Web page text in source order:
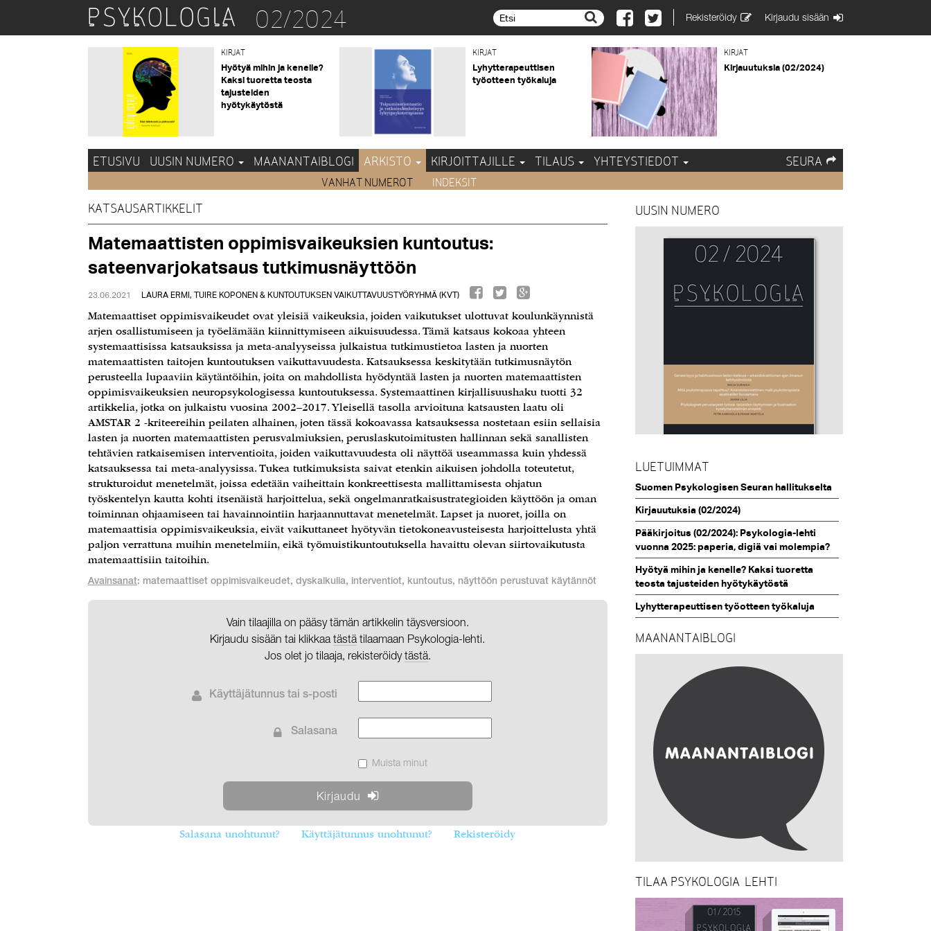
Etsi... Rekisteröidy Kirjaudu sisään
02/2024
KIRJAT
Hyötyä mihin ja kenelle?
Kaksi tuoretta teosta
tajusteiden
hyötykäytöstä
KIRJAT
Lyhytterapeuttisen
työotteen työkaluja
KIRJAT
Kirjauutuksia (02/2024)
ETUSIVU UUSIN NUMERO MAANANTAIBLOGI ARKISTO KIRJOITTAJILLE TILAUS YHTEYSTIEDOT SEURA
VANHAT NUMEROT INDEKSIT
KATSAUSARTIKKELIT
Matemaattisten oppimisvaikeuksien kuntoutus:
sateenvarjokatsaus tutkimusnäyttöön
23.06.2021 LAURA ERMI, TUIRE KOPONEN & KUNTOUTUKSEN VAIKUTTAVUUSTYÖRYHMÄ (KVT)
Matemaattiset oppimisvaikeudet ovat yleisiä vaikeuksia, joiden vaikutukset ulottuvat koulunkäynnistä
arjen osallistumiseen ja työelämään kiinnittymiseen aikuisuudessa. Tämä katsaus kokoaa yhteen
systemaattisissa katsauksissa ja meta-analyyseissa julkaistua tutkimustietoa lasten ja nuorten
matemaattisten taitojen kuntoutuksen vaikuttavuudesta. Katsauksessa keskitytään tutkimusnäytön
perusteella lupaaviin käytäntöihin, joita on mahdollista hyödyntää lasten ja nuorten matemaattisten
oppimisvaikeuksien neuropsykologisessa kuntoutuksessa. Systemaattinen kirjallisuushaku tuotti 32
artikkelia, jotka on julkaistu vuosina 2002–2017. Yleisellä tasolla arvioituna katsausten laatu oli
AMSTAR 2 -kriteereihin peilaten alhainen, joten tässä kokoavassa katsauksessa nostetaan esiin sellaisia
lasten ja nuorten matemaattisten perusvalmiuksien, peruslaskutoimitusten hallinnan sekä sanallisten
tehtävien ratkaisemisen interventioita, joiden vaikuttavuudesta oli näyttöä useammassa kuin yhdessä
katsauksessa tai meta-analyysissa. Tukea tutkimuksista saivat etenkin aikuisen johdolla toteutetut,
strukturoidut menetelmät, joissa edetään vaiheittain konkreettisesta mallittamisesta ohjatun
työskentelyn kautta kohti itsenäistä harjoittelua, sekä ongelmanratkaisustrategioiden käyttöön ja oman
toiminnan ohjaamiseen tai havainnointiin harjaannuttavat menetelmät. Lapset ja nuoret, joilla on
matemaattisia oppimisvaikeuksia, eivät vaikuttaneet hyötyvän tietokoneavusteisesta harjoittelusta yhtä
paljon verrattuna muihin menetelmiin, eikä työmuistikuntoutuksella havaittu olevan siirtovaikutusta
matemaattisiin taitoihin.
Avainsanat: matemaattiset oppimisvaikeudet, dyskalkulia, interventiot, kuntoutus, näyttöön perustuvat käytännöt
Vain tilaajilla on pääsy tämän artikkelin täysversioon.
Kirjaudu sisään tai klikkaatästä tilaamaan Psykologia-lehti.
Jos olet jo tilaaja, rekisteröidytästä.
Käyttäjätunnus tai s-posti
Salasana
Muista minut
Salasana unohtunut? Käyttäjätunnus unohtunut? Rekisteröidy
UUSIN NUMERO
LUETUIMMAT
Suomen Psykologisen Seuran hallitukselta
Kirjauutuksia (02/2024)
Pääkirjoitus (02/2024): Psykologia-lehti
vuonna 2025: paperia, digiä vai molempia?
Hyötyä mihin ja kenelle? Kaksi tuoretta
teosta tajusteiden hyötykäytöstä
Lyhytterapeuttisen työotteen työkaluja
MAANANTAIBLOGI
TILAA PSYKOLOGIA-LEHTI